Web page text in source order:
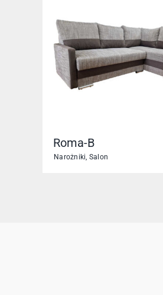
Roma-B
Narożniki, Salon